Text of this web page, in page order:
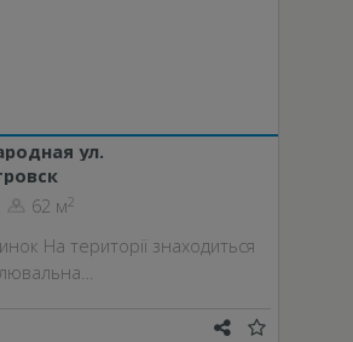
ул.
62 м2
На території знаходиться